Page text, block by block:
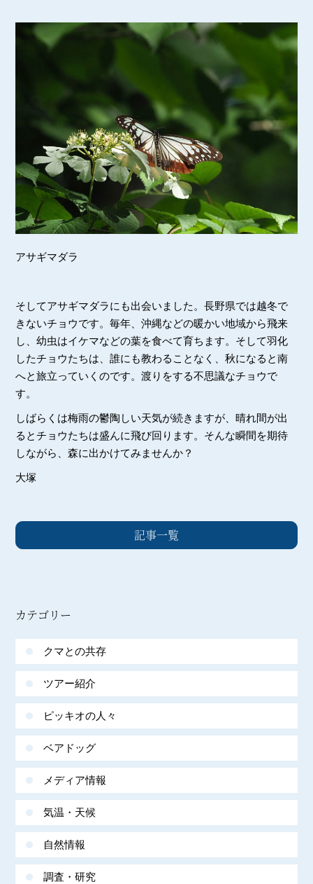
アサギマダラ
そしてアサギマダラにも出会いました。長野県では越冬で
きないチョウです。毎年、沖縄などの暖かい地域から飛来
し、幼虫はイケマなどの葉を食べて育ちます。そして羽化
したチョウたちは、誰にも教わることなく、秋になると南
へと旅立っていくのです。渡りをする不思議なチョウで
す。
しばらくは梅雨の鬱陶しい天気が続きますが、晴れ間が出
るとチョウたちは盛んに飛び回ります。そんな瞬間を期待
しながら、森に出かけてみませんか？
大塚
記事一覧
カテゴリー
クマとの共存
ツアー紹介
ピッキオの人々
ベアドッグ
メディア情報
気温・天候
自然情報
調査・研究